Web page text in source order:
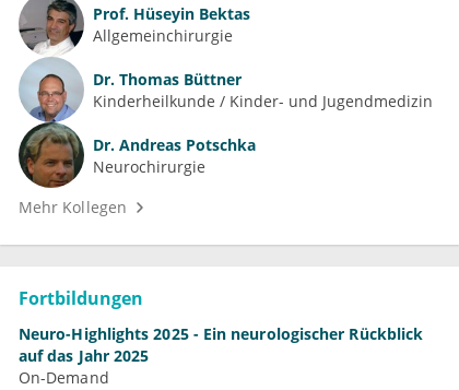
Prof. Hüseyin Bektas
Allgemeinchirurgie
Dr. Thomas Büttner
Kinderheilkunde / Kinder- und Jugendmedizin
Dr. Andreas Potschka
Neurochirurgie
Mehr Kollegen
Fortbildungen
Neuro-Highlights 2025 - Ein neurologischer Rückblick
auf das Jahr 2025
On-Demand